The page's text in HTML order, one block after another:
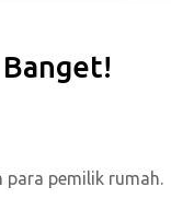
pemilik rumah.